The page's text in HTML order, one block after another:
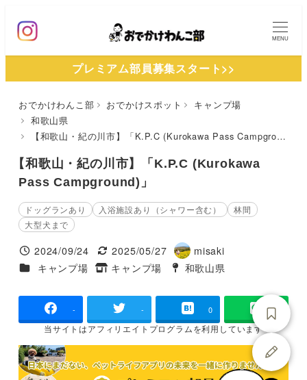
ン
MENU
プレミアム部員募集スタート>>
おでかけわんこ部 おでかけスポット
キャンプ場
和歌山県
【和歌山・紀の川市】「K.P.C (Kurokawa Pass Campground)」
【和歌山・紀の川市】「K.P.C (Kurokawa
Pass Campground)」
ドッグランあり 入浴施設あり（シャワー含む）
林間
大型犬まで
投稿日
2024/09/24
更新日
2025/05/27
著
者
misaki
施設ジャンル
キャンプ場
タグ
キャンプ場
タグ
和歌山県
- - 0
当サイトはアフィリエイトプログラムを利用しています